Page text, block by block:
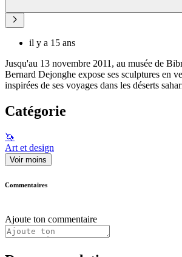
il y a 15 ans
Jusqu'au 13 novembre 2011, au musée de
Bernard Dejonghe expose ses sculptures en
inspirées de ses voyages dans les déserts
Catégorie
🦄
Art et design
Voir moins
Commentaires
Ajoute ton commentaire